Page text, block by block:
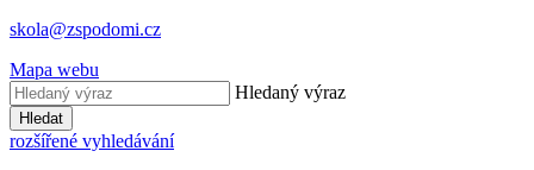
skola@zspodomi.cz
Mapa webu
Hledaný výraz
Hledat
rozšířené vyhledávání